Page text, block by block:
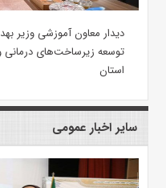
دیدار معاون آموزشی وزیر
توسعه زیرساخت‌های درمانی
استان
سایر اخبار عمومی